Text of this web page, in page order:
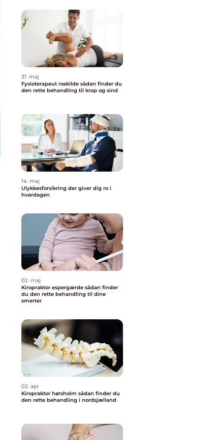
31. maj
Fysioterapeut roskilde sådan finder du
den rette behandling til krop og sind
14. maj
Ulykkesforsikring der giver dig ro i
hverdagen
02. maj
Kiropraktor espergærde sådan finder
du den rette behandling til dine
smerter
02. apr
Kiropraktor hørsholm sådan finder du
den rette behandling i nordsjælland